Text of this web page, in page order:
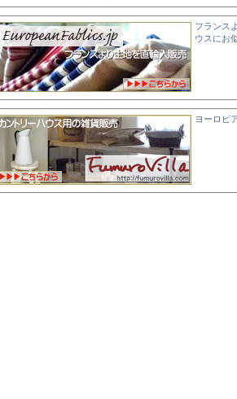
フランス
ウスにお
ヨーロピ